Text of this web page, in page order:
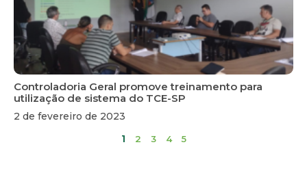
contas dos ordenadores de despesa, gestores e
responsáveis da Administração Direta Municipal,
de fato e de direito, por bens, numerários,
termos de ajustes e valores do Município ou a
ele confiados, sem prejuízo da competência das
unidades setoriais de controle;
XVI- realizar auditorias extraordinárias nos
órgãos da Administração Pública Municipal
quando se fizerem necessárias;
relativas ao controle interno; e
Controladoria Geral promove treinamento para
utilização de sistema do TCE-SP
2 de fevereiro de 2023
1 2 3 4 5